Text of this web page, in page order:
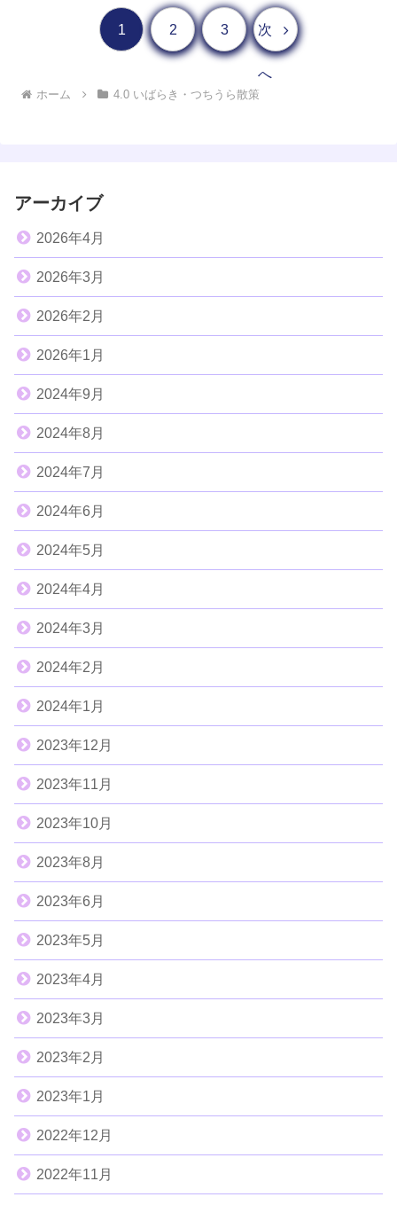
1 2 3 次
へ
ホーム 4.0 いばらき・つちうら散策
アーカイブ
2026年4月
2026年3月
2026年2月
2026年1月
2024年9月
2024年8月
2024年7月
2024年6月
2024年5月
2024年4月
2024年3月
2024年2月
2024年1月
2023年12月
2023年11月
2023年10月
2023年8月
2023年6月
2023年5月
2023年4月
2023年3月
2023年2月
2023年1月
2022年12月
2022年11月